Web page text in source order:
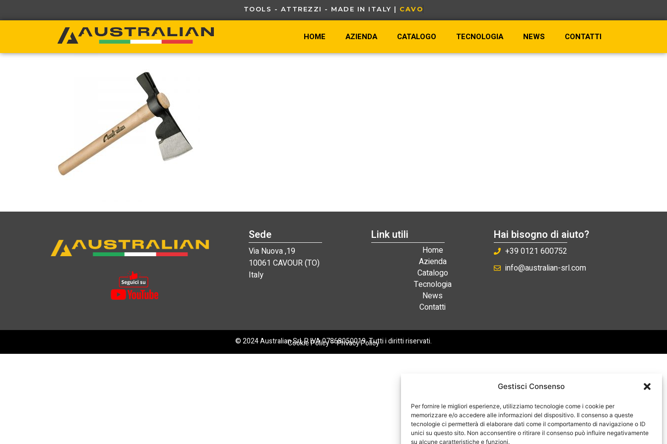
Gestisci Consenso
Per fornire le migliori esperienze, utilizziamo tecnologie come i cookie per
memorizzare e/o accedere alle informazioni del dispositivo. Il consenso a queste
tecnologie ci permetterà di elaborare dati come il comportamento di navigazione o ID
unici su questo sito. Non acconsentire o ritirare il consenso può influire negativamente
su alcune caratteristiche e funzioni.
TOOLS - ATTREZZI - MADE IN ITALY | C AVOU
HOME AZIENDA CATALOGO TECNOLOGIA NEWS CONTATTI
Sede
Via Nuova ,19
10061 CAVOUR (TO)
Italy
Link utili
Home
Azienda
Catalogo
Tecnologia
News
Contatti
Hai bisogno di aiuto?
+39 0121 600752
info@australian-srl.com
© 2024 Australian Srl. P. IVA 07868050019. Tutti i diritti riservati.
Cookie Policy–Privacy Policy